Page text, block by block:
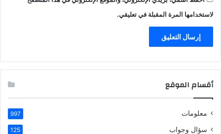
لاستخدامها المرة المقبلة في تعليقي.
أقسام الموقع
معلومات 997
سؤال وجواب 125